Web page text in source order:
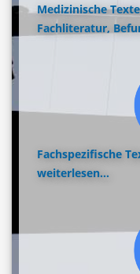
Medizinische
Fachliteratur,
Fachspezifische
weiterlesen...